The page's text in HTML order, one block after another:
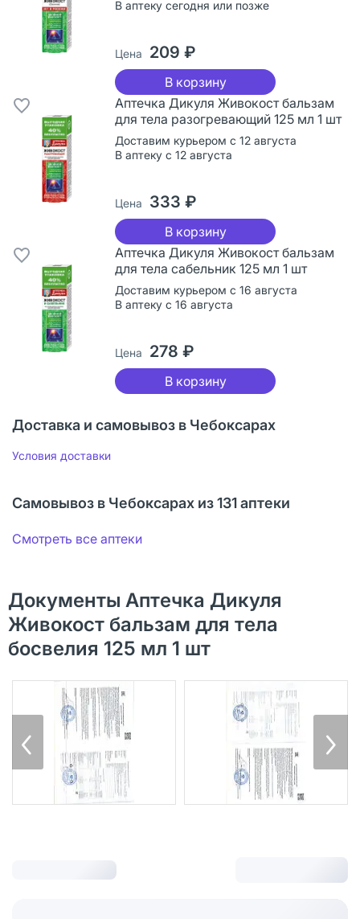
В аптеку сегодня или позже
Цена 209 ₽
В корзину
Аптечка Дикуля Живокост бальзам
для тела разогревающий 125 мл 1 шт
Доставим курьером с 12 августа
В аптеку с 12 августа
Цена 333 ₽
В корзину
Аптечка Дикуля Живокост бальзам
для тела сабельник 125 мл 1 шт
Доставим курьером с 16 августа
В аптеку с 16 августа
Цена 278 ₽
В корзину
Доставка и самовывоз в Чебоксарах
Условия доставки
Самовывоз в Чебоксарах из 131 аптеки
Смотреть все аптеки
Документы Аптечка Дикуля
Живокост бальзам для тела
босвелия 125 мл 1 шт